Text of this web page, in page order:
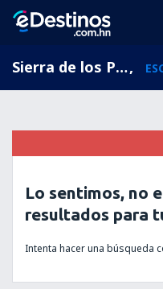
Sierra de los Padres, Buenos Aires, Argentina,
Lo sentimos, no
resultados para
Intenta hacer una búsqueda